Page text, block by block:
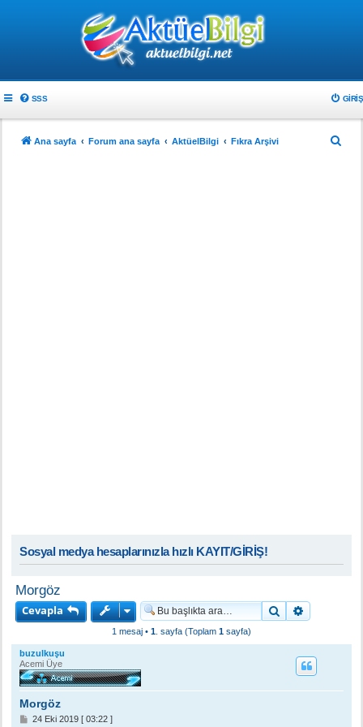
SSS GIRIŞ
Ana sayfa Forum ana sayfa AktüelBilgi Fıkra Arşivi
Sosyal medya hesaplarınızla hızlı KAYIT/GİRİŞ!
Morgöz
Cevapla
Ara
1 mesaj • 1 . sayfa (Toplam 1 sayfa)
buzulkuşu
Acemi Üye
Morgöz
M
24 Eki 2019 [ 03:22 ]